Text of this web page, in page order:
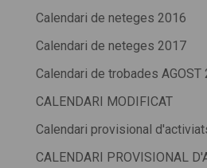
Calendari de neteges 2016
Calendari de neteges 2017
Calendari de trobades AGOST
CALENDARI MODIFICAT
Calendari provisional
CALENDARI PROVISIONAL